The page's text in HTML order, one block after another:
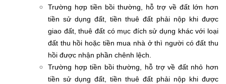
Trường hợp tiền bồi thường, hỗ trợ về đất lớn hơn
tiền sử dụng đất, tiền thuê đất phải nộp khi được
giao đất, thuê đất có mục đích sử dụng khác với loại
đất thu hồi hoặc tiền mua nhà ở thì người có đất thu
hồi được nhận phần chênh lệch.
Trường hợp tiền bồi thường, hỗ trợ về đất nhỏ hơn
tiền sử dụng đất, tiền thuê đất phải nộp khi được